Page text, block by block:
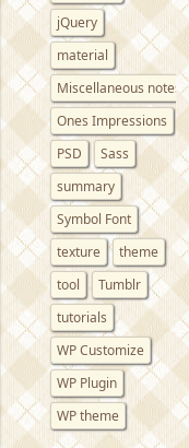
jQuery
material
Miscellaneous notes
Ones Impressions
PSD
Sass
summary
Symbol Font
texture
theme
tool
Tumblr
tutorials
WP Customize
WP Plugin
WP theme